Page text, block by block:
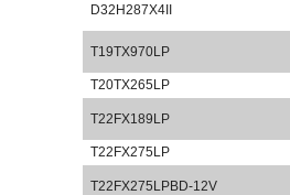
D32H287X4II
T19TX970LP
T20TX265LP
T22FX189LP
T22FX275LP
T22FX275LPBD-12V